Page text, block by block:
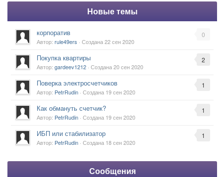
Новые темы
0
корпоратив
Автор: rule49ers · Создана22 сен 2020
2
Покупка квартиры
Автор: gardeev1212 · Создана20 сен 2020
1
Поверка электросчетчиков
Автор: PetrRudin · Создана 19 сен 2020
1
Как обмануть счетчик?
Автор: PetrRudin · Создана 19 сен 2020
1
ИБП или стабилизатор
Автор: PetrRudin · Создана 18 сен 2020
Сообщения